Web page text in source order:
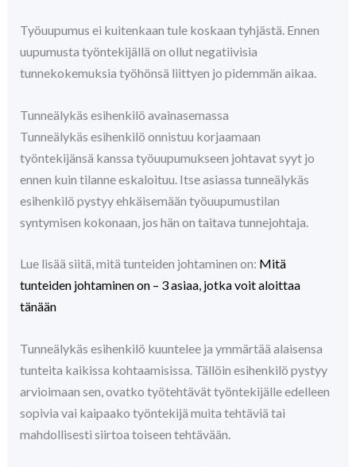
Työuupumus ei kuitenkaan tule koskaan tyhjästä. Ennen
uupumusta työntekijällä on ollut negatiivisia
tunnekokemuksia työhönsä liittyen jo pidemmän aikaa.
Tunneälykäs esihenkilö avainasemassa
Tunneälykäs esihenkilö onnistuu korjaamaan
työntekijänsä kanssa työuupumukseen johtavat syyt jo
ennen kuin tilanne eskaloituu. Itse asiassa tunneälykäs
esihenkilö pystyy ehkäisemään työuupumustilan
syntymisen kokonaan, jos hän on taitava tunnejohtaja.
Lue lisää siitä, mitä tunteiden johtaminen on: Mitä
tunteiden johtaminen on – 3 asiaa, jotka voit aloittaa
tänään
Tunneälykäs esihenkilö kuuntelee ja ymmärtää alaisensa
tunteita kaikissa kohtaamisissa. Tällöin esihenkilö pystyy
arvioimaan sen, ovatko työtehtävät työntekijälle edelleen
sopivia vai kaipaako työntekijä muita tehtäviä tai
mahdollisesti siirtoa toiseen tehtävään.